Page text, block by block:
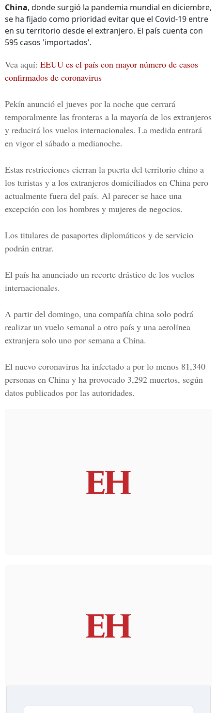
China, donde surgió la pandemia mundial en diciembre,
se ha fijado como prioridad evitar que el Covid-19 entre
en su territorio desde el extranjero. El país cuenta con
595 casos 'importados'.
Vea aquí: EEUU es el país con mayor número de casos
confirmados de coronavirus
Pekín anunció el jueves por la noche que cerrará
temporalmente las fronteras a la mayoría de los extranjeros
y reducirá los vuelos internacionales. La medida entrará
en vigor el sábado a medianoche.
Estas restricciones cierran la puerta del territorio chino a
los turistas y a los extranjeros domiciliados en China pero
actualmente fuera del país. Al parecer se hace una
excepción con los hombres y mujeres de negocios.
Los titulares de pasaportes diplomáticos y de servicio
podrán entrar.
El país ha anunciado un recorte drástico de los vuelos
internacionales.
A partir del domingo, una compañía china solo podrá
realizar un vuelo semanal a otro país y una aerolínea
extranjera solo uno por semana a China.
El nuevo coronavirus ha infectado a por lo menos 81,340
personas en China y ha provocado 3,292 muertos, según
datos publicados por las autoridades.